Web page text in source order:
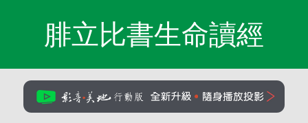
腓立比書生命讀經